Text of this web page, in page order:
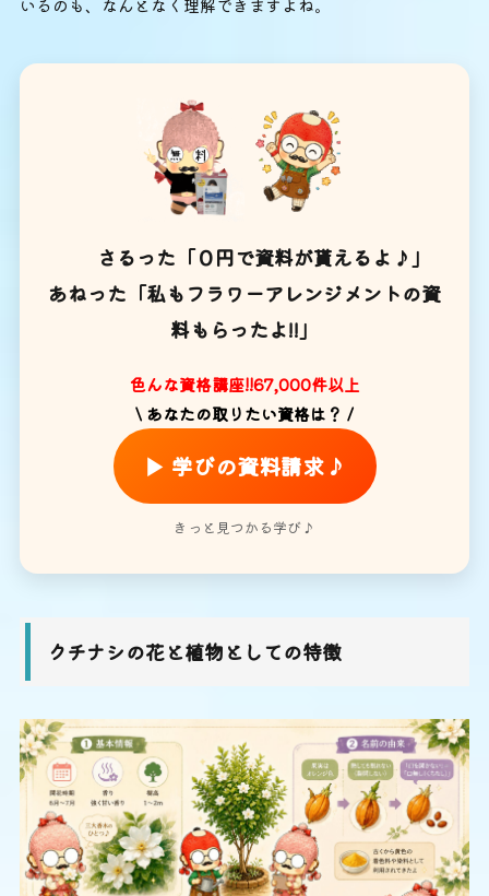
さるった「０円で資料が貰えるよ♪」
あねった「私もフラワーアレンジメントの資
料もらったよ!!」
色んな資格講座!!67,000件以上
\ あなたの取りたい資格は？ /
▶ 学びの資料請求♪
きっと見つかる学び♪
クチナシの花と植物としての特徴